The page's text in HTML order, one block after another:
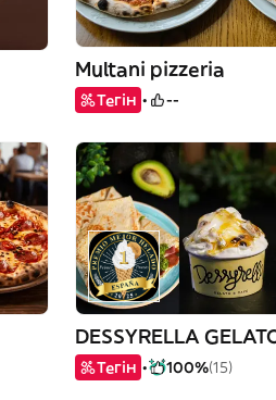
Multani pizzeria
Тегін --
Тегін 100%(15)